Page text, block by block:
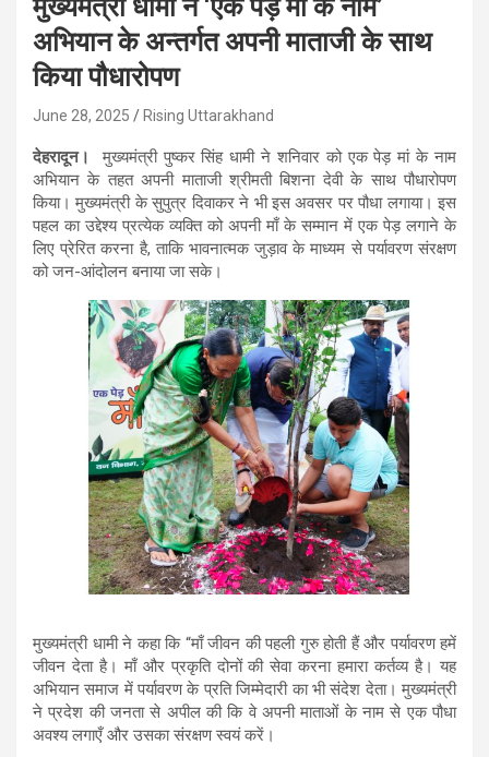
मुख्यमंत्री धामी ने ‘एक पेड़ मां के नाम’
अभियान के अन्तर्गत अपनी माताजी के साथ
किया पौधारोपण
June 28, 2025 Rising Uttarakhand
देहरादून।
मुख्यमंत्री पुष्कर सिंह धामी ने शनिवार को एक पेड़ मां के नाम
अभियान के तहत अपनी माताजी श्रीमती बिशना देवी के साथ पौधारोपण
किया। मुख्यमंत्री के सुपुत्र दिवाकर ने भी इस अवसर पर पौधा लगाया। इस
पहल का उद्देश्य प्रत्येक व्यक्ति को अपनी माँ के सम्मान में एक पेड़ लगाने के
लिए प्रेरित करना है, ताकि भावनात्मक जुड़ाव के माध्यम से पर्यावरण संरक्षण
को जन-आंदोलन बनाया जा सके।
मुख्यमंत्री धामी ने कहा कि “माँ जीवन की पहली गुरु होती हैं और पर्यावरण हमें
जीवन देता है। माँ और प्रकृति दोनों की सेवा करना हमारा कर्तव्य है। यह
अभियान समाज में पर्यावरण के प्रति जिम्मेदारी का भी संदेश देता। मुख्यमंत्री
ने प्रदेश की जनता से अपील की कि वे अपनी माताओं के नाम से एक पौधा
अवश्य लगाएँ और उसका संरक्षण स्वयं करें।